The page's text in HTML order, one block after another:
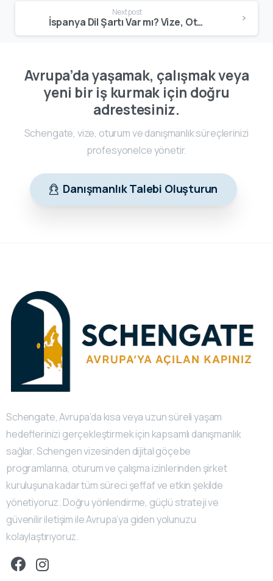
Next post
İspanya Dil Şartı Var mı? Vize, Oturum ve Vatandaşlık İçin İspanyolca Gerekliliği
Avrupa’da yaşamak, çalışmak veya
yeni bir iş kurmak için doğru
adrestesiniz.
Schengate, vize, oturum ve danışmanlık süreçlerinizi
profesyonelce yönetir.
Danışmanlık Talebi Oluşturun
Schengate, Avrupa’da kısa veya uzun süreli yaşam
hedeflerinizi gerçekleştirmek için kapsamlı danışmanlık
sağlar. Schengen vizesinden dijital göçebe
programlarına, oturum ve çalışma izinlerinden şirket
kuruluşuna kadar tüm süreci şeffaf ve etkin şekilde
yönetiyoruz. Doğru yönlendirme, güçlü strateji ve
güvenilir iletişim ile Avrupa’ya giden yolunuzu
kolaylaştırıyoruz.